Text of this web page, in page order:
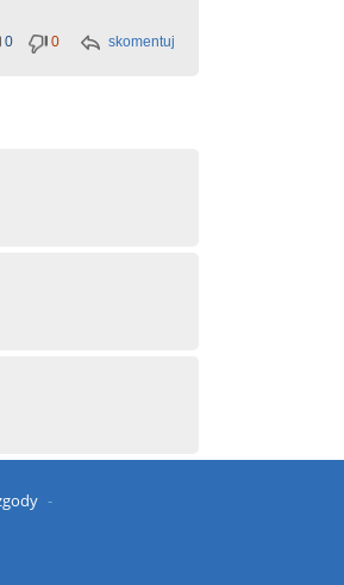
skomentuj
0 0